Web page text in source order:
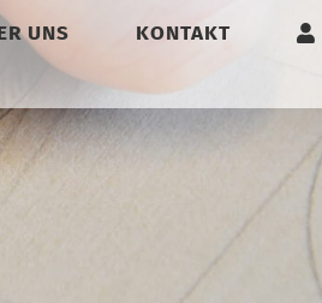
UNS KONTAKT